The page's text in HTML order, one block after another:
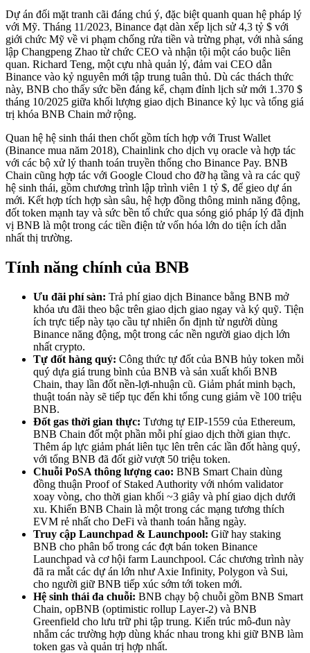
Dự án đối mặt tranh cãi đáng chú ý, đặc biệt quanh quan hệ pháp lý
với Mỹ. Tháng 11/2023, Binance đạt dàn xếp lịch sử 4,3 tỷ $ với
giới chức Mỹ về vi phạm chống rửa tiền và trừng phạt, với nhà sáng
lập Changpeng Zhao từ chức CEO và nhận tội một cáo buộc liên
quan. Richard Teng, một cựu nhà quản lý, đảm vai CEO dẫn
Binance vào kỷ nguyên mới tập trung tuân thủ. Dù các thách thức
này, BNB cho thấy sức bền đáng kể, chạm đỉnh lịch sử mới 1.370 $
tháng 10/2025 giữa khối lượng giao dịch Binance kỷ lục và tổng giá
trị khóa BNB Chain mở rộng.
Quan hệ hệ sinh thái then chốt gồm tích hợp với Trust Wallet
(Binance mua năm 2018), Chainlink cho dịch vụ oracle và hợp tác
với các bộ xử lý thanh toán truyền thống cho Binance Pay. BNB
Chain cũng hợp tác với Google Cloud cho đỡ hạ tầng và ra các quỹ
hệ sinh thái, gồm chương trình lập trình viên 1 tỷ $, để gieo dự án
mới. Kết hợp tích hợp sàn sâu, hệ hợp đồng thông minh năng động,
đốt token mạnh tay và sức bền tổ chức qua sóng gió pháp lý đã định
vị BNB là một trong các tiền điện tử vốn hóa lớn do tiện ích dẫn
nhất thị trường.
Tính năng chính của BNB
Ưu đãi phí sàn: Trả phí giao dịch Binance bằng BNB mở
khóa ưu đãi theo bậc trên giao dịch giao ngay và ký quỹ. Tiện
ích trực tiếp này tạo cầu tự nhiên ổn định từ người dùng
Binance năng động, một trong các nền người giao dịch lớn
nhất crypto.
Tự đốt hàng quý: Công thức tự đốt của BNB hủy token mỗi
quý dựa giá trung bình của BNB và sản xuất khối BNB
Chain, thay lần đốt nền-lợi-nhuận cũ. Giảm phát minh bạch,
thuật toán này sẽ tiếp tục đến khi tổng cung giảm về 100 triệu
BNB.
Đốt gas thời gian thực: Tương tự EIP-1559 của Ethereum,
BNB Chain đốt một phần mỗi phí giao dịch thời gian thực.
Thêm áp lực giảm phát liên tục lên trên các lần đốt hàng quý,
với tổng BNB đã đốt giờ vượt 50 triệu token.
Chuỗi PoSA thông lượng cao: BNB Smart Chain dùng
đồng thuận Proof of Staked Authority với nhóm validator
xoay vòng, cho thời gian khối ~3 giây và phí giao dịch dưới
xu. Khiến BNB Chain là một trong các mạng tương thích
EVM rẻ nhất cho DeFi và thanh toán hằng ngày.
Truy cập Launchpad & Launchpool: Giữ hay staking
BNB cho phân bổ trong các đợt bán token Binance
Launchpad và cơ hội farm Launchpool. Các chương trình này
đã ra mắt các dự án lớn như Axie Infinity, Polygon và Sui,
cho người giữ BNB tiếp xúc sớm tới token mới.
Hệ sinh thái đa chuỗi: BNB chạy bộ chuỗi gồm BNB Smart
Chain, opBNB (optimistic rollup Layer-2) và BNB
Greenfield cho lưu trữ phi tập trung. Kiến trúc mô-đun này
nhắm các trường hợp dùng khác nhau trong khi giữ BNB làm
token gas và quản trị hợp nhất.